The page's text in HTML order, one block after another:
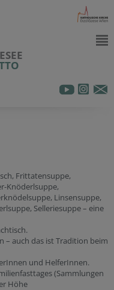
Frittatensuppe,
Knöderlsuppe,
Linsensuppe,
Selleriesuppe – eine
– auch das ist Tradition beim
und HelferInnen.
(Sammlungen
Höhe